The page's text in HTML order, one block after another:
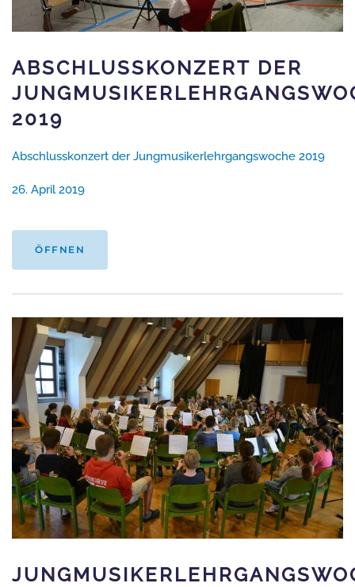
ABSCHLUSSKONZERT DER
2019
Abschlusskonzert der Jungmusikerlehrgangswoche 2019
26. April 2019
ÖFFNEN